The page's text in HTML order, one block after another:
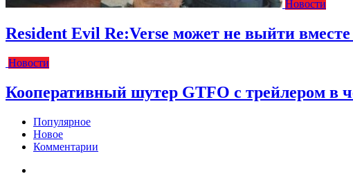
Новости
Resident Evil Re:Verse может не выйти
Новости
Кооперативный шутер GTFO с трейлером в
Популярное
Новое
Комментарии